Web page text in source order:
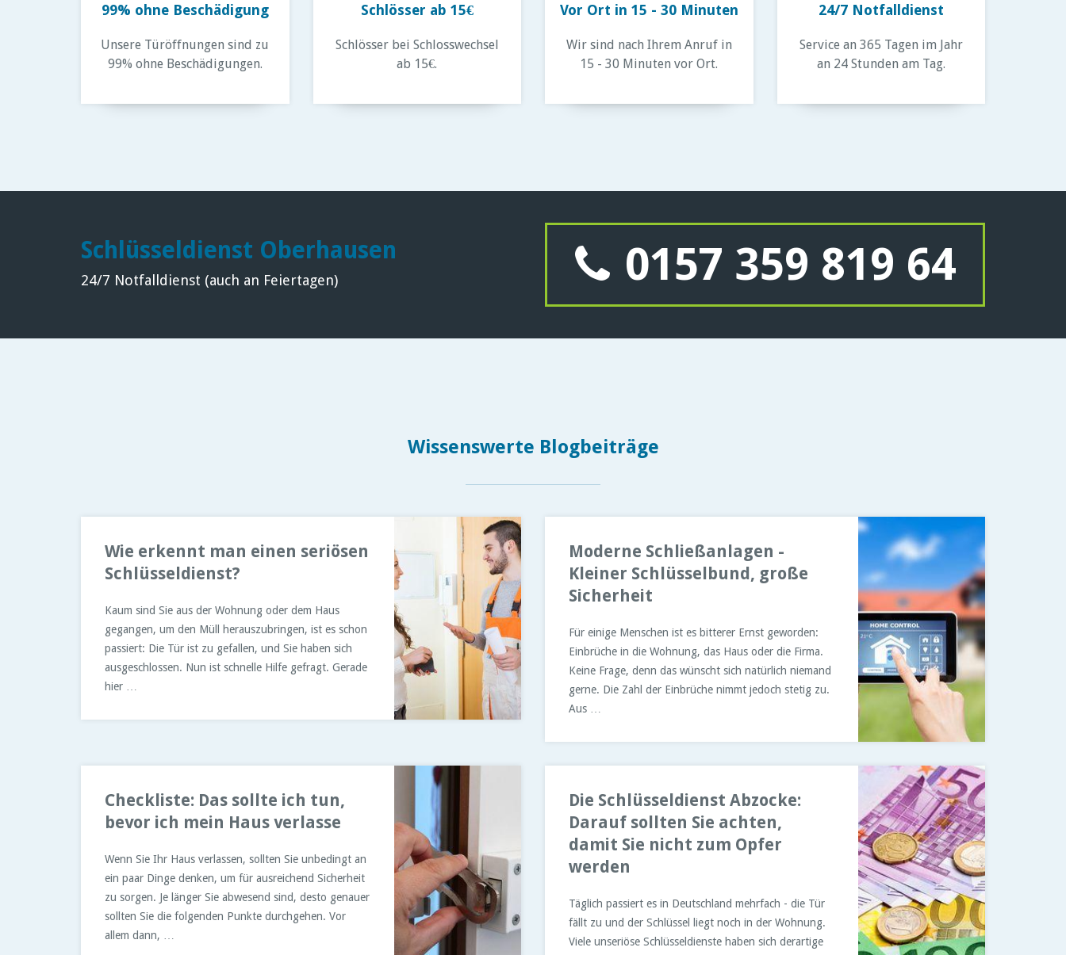
99% ohne Beschädigung
Unsere Türöffnungen sind zu
99% ohne Beschädigungen.
Schlösser ab 15€
Schlösser bei Schlosswechsel
ab 15€.
Vor Ort in 15 - 30 Minuten
Wir sind nach Ihrem Anruf in
15 - 30 Minuten vor Ort.
24/7 Notfalldienst
Service an 365 Tagen im Jahr
an 24 Stunden am Tag.
Schlüsseldienst Oberhausen
24/7 Notfalldienst (auch an Feiertagen) 0157 359 819 64
Wissenswerte Blogbeiträge
Wie erkennt man einen seriösen
Schlüsseldienst?
Kaum sind Sie aus der Wohnung oder dem Haus
gegangen, um den Müll herauszubringen, ist es schon
passiert: Die Tür ist zu gefallen, und Sie haben sich
ausgeschlossen. Nun ist schnelle Hilfe gefragt. Gerade
hier …
Moderne Schließanlagen -
Kleiner Schlüsselbund, große
Sicherheit
Für einige Menschen ist es bitterer Ernst geworden:
Einbrüche in die Wohnung, das Haus oder die Firma.
Keine Frage, denn das wünscht sich natürlich niemand
gerne. Die Zahl der Einbrüche nimmt jedoch stetig zu.
Aus …
Checkliste: Das sollte ich tun,
bevor ich mein Haus verlasse
Wenn Sie Ihr Haus verlassen, sollten Sie unbedingt an
ein paar Dinge denken, um für ausreichend Sicherheit
zu sorgen. Je länger Sie abwesend sind, desto genauer
sollten Sie die folgenden Punkte durchgehen. Vor
allem dann, …
Die Schlüsseldienst Abzocke:
Darauf sollten Sie achten,
damit Sie nicht zum Opfer
werden
Täglich passiert es in Deutschland mehrfach - die Tür
fällt zu und der Schlüssel liegt noch in der Wohnung.
Viele unseriöse Schlüsseldienste haben sich derartige